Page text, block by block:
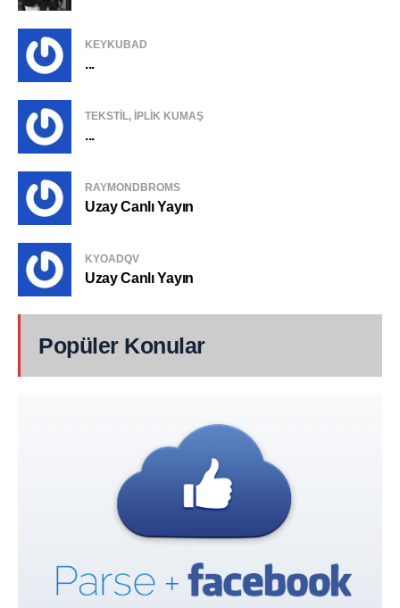
KEYKUBAD
...
TEKSTIL, IPLIK KUMAŞ
...
RAYMONDBROMS
Uzay Canlı Yayın
KYOADQV
Uzay Canlı Yayın
Popüler Konular